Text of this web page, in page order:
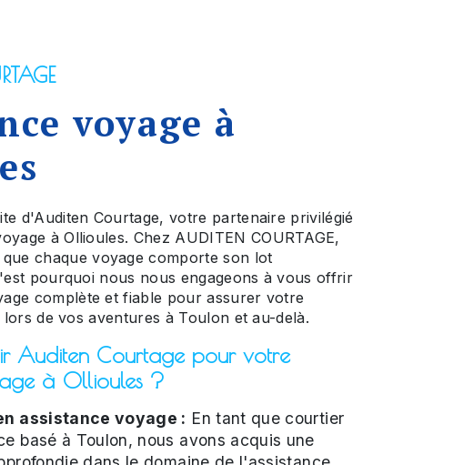
voyage à
d'Auditen Courtage, votre partenaire privilégié
à Ollioules. Chez AUDITEN COURTAGE,
chaque voyage comporte son lot
pourquoi nous nous engageons à vous offrir
complète et fiable pour assurer votre
de vos aventures à Toulon et au-delà.
Auditen Courtage pour votre
à Ollioules ?
assistance voyage : En tant que courtier
basé à Toulon, nous avons acquis une